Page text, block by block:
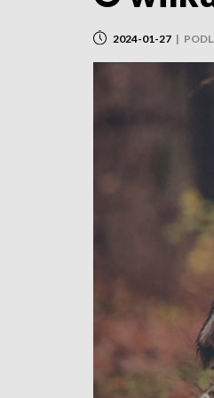
2024-01-27 |